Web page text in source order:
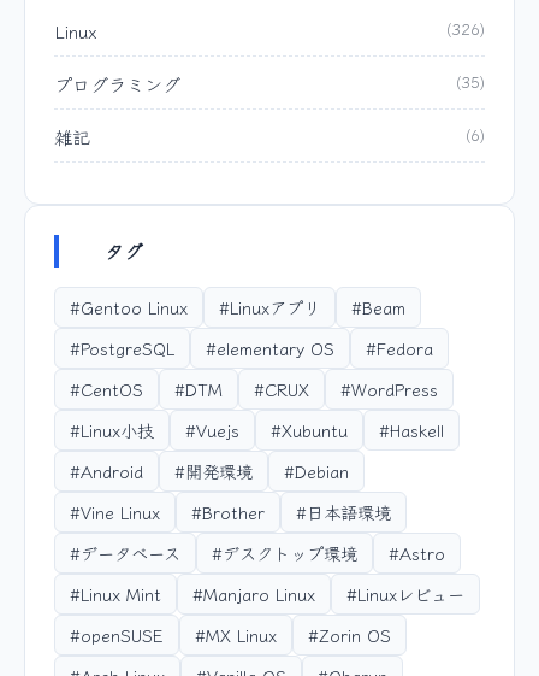
Linux (326)
プログラミング (35)
雑記 (6)
タグ
#Gentoo Linux #Linuxアプリ
#Beam
#PostgreSQL
#elementary OS
#Fedora
#CentOS
#DTM #CRUX
#WordPress
#Linux小技
#Vuejs #Xubuntu
#Haskell
#Android
#開発環境
#Debian
#Vine Linux
#Brother
#日本語環境
#データベース
#デスクトップ環境
#Astro
#Linux Mint
#Manjaro Linux
#Linuxレビュー
#openSUSE
#MX Linux
#Zorin OS